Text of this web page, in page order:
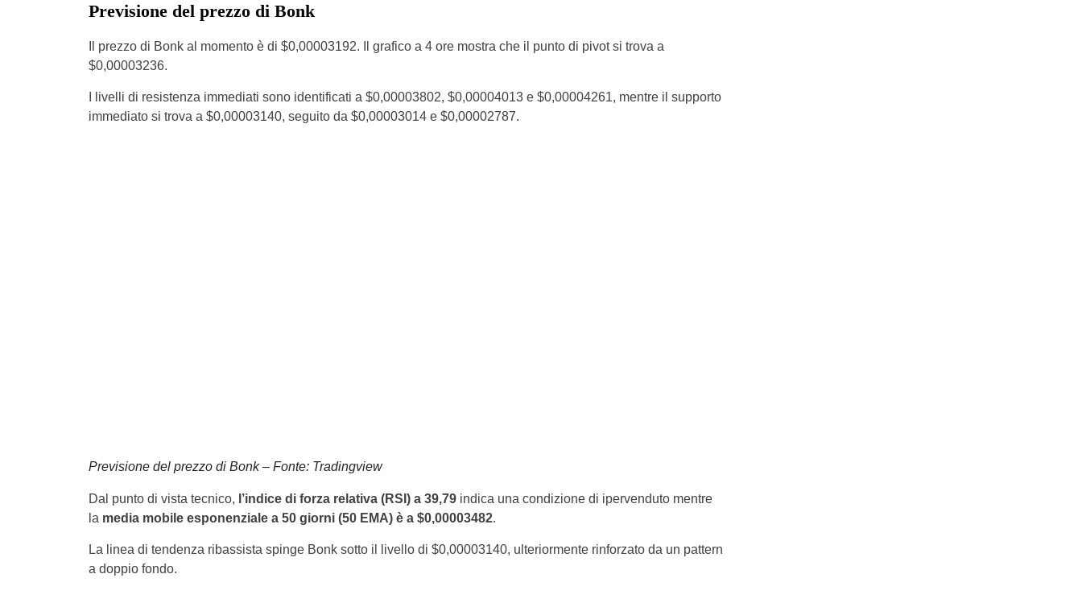
Previsione del prezzo di Bonk
Il prezzo di Bonk al momento è di $0,00003192. Il grafico a 4 ore mostra che il punto di pivot si trova a
$0,00003236.
I livelli di resistenza immediati sono identificati a $0,00003802, $0,00004013 e $0,00004261, mentre il supporto
immediato si trova a $0,00003140, seguito da $0,00003014 e $0,00002787.
Previsione del prezzo di Bonk – Fonte: Tradingview
Dal punto di vista tecnico, l’indice di forza relativa (RSI) a 39,79indica una condizione di ipervenduto mentre
la media mobile esponenziale a 50 giorni (50 EMA) è a $0,00003482.
La linea di tendenza ribassista spinge Bonk sotto il livello di $0,00003140, ulteriormente rinforzato da un pattern
a doppio fondo.